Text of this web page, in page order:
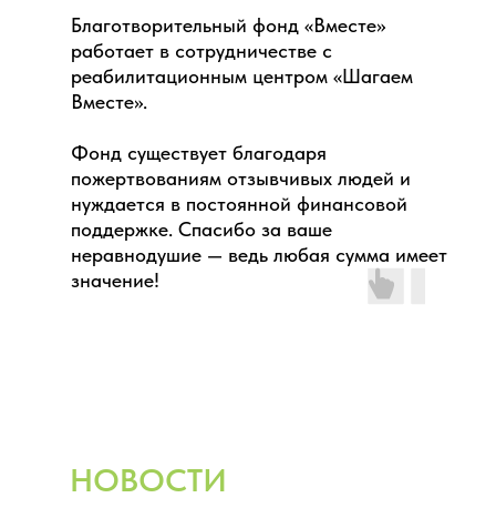
Благотворительный фонд «Вместе»
работает в сотрудничестве с
реабилитационным центром «Шагаем
Вместе».
Фонд существует благодаря
пожертвованиям отзывчивых людей и
нуждается в постоянной финансовой
поддержке. Спасибо за ваше
неравнодушие — ведь любая сумма имеет
значение!
НОВОСТИ